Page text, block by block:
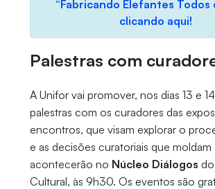
“Fabricando Elefantes Todos
clicando aqui!
Palestras com
A Unifor vai promover, nos dias 13 e
palestras com os curadores das
encontros, que visam explorar o
e as decisões curatoriais que moldam
acontecerão no Núcleo Diálogos
Cultural, às 9h30. Os eventos são